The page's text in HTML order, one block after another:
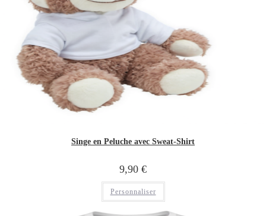
Singe en Peluche avec Sweat-Shirt
9,90 €
Personnaliser